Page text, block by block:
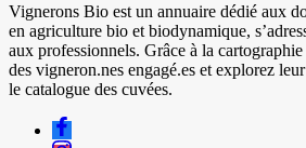
Vignerons Bio est un annuaire dédié aux
en agriculture bio et biodynamique,
aux professionnels. Grâce à la
des vigneron.nes engagé.es et explorez
le catalogue des cuvées.